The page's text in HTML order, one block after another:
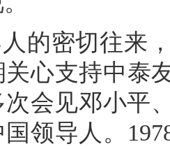
的密切往来
关心支持中泰
会见邓小平
领导人。